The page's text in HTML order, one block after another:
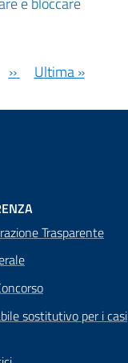
Pagina
››
Ultima
Ultima »
Trasparente
sostitutivo per i casi